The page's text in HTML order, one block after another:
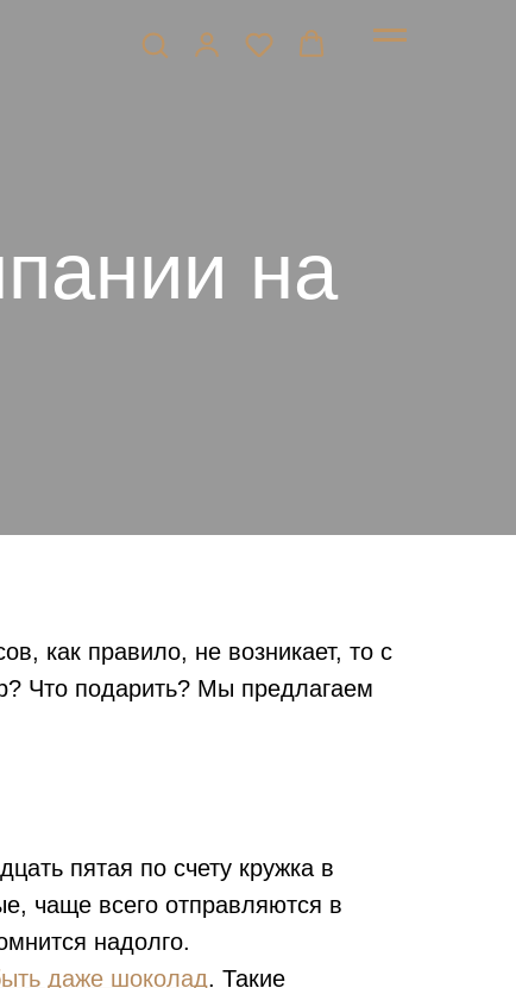
на
как правило, не возникает, то с
Что подарить? Мы предлагаем
пятая по счету кружка в
чаще всего отправляются в
надолго.
даже шоколад. Такие